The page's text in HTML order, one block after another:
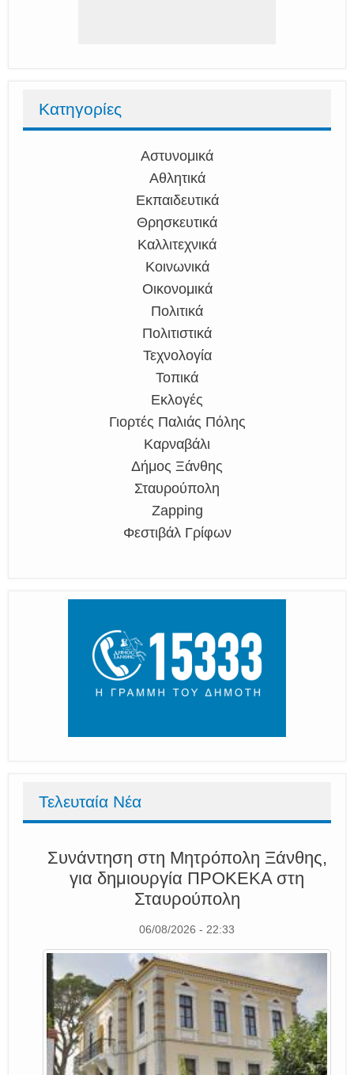
Κατηγορίες
Αστυνομικά
Αθλητικά
Εκπαιδευτικά
Θρησκευτικά
Καλλιτεχνικά
Κοινωνικά
Οικονομικά
Πολιτικά
Πολιτιστικά
Τεχνολογία
Τοπικά
Εκλογές
Γιορτές Παλιάς Πόλης
Καρναβάλι
Δήμος Ξάνθης
Σταυρούπολη
Zapping
Φεστιβάλ Γρίφων
Τελευταία Νέα
Συνάντηση στη Μητρόπολη Ξάνθης,
για δημιουργία ΠΡΟΚΕΚΑ στη
Σταυρούπολη
06/08/2026 - 22:33